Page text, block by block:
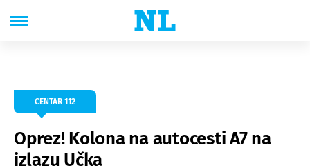
CENTAR 112
Oprez! Kolona na autocesti A7 na
izlazu Učka